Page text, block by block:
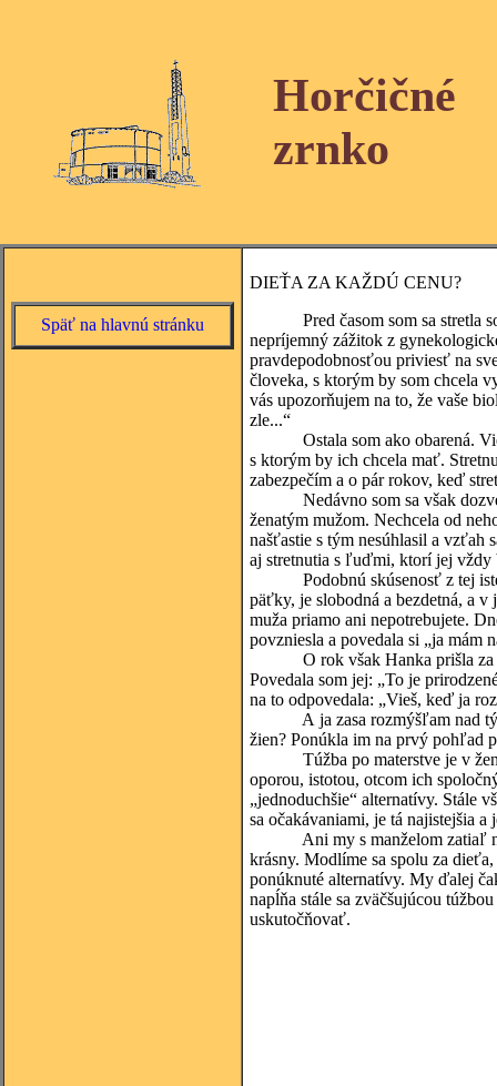
Horčičné
zrnko
Späť na hlavnú stránku
DIEŤA ZA KAŽDÚ CENU?
Pred časom som sa stretla so
nepríjemný zážitok z
pravdepodobnosťou priviesť na
človeka, s ktorým by som chcela
vás upozorňujem na to, že vaše
zle...“
Ostala som ako obarená.
s ktorým by ich chcela mať.
zabezpečím a o pár rokov, keď
Nedávno som sa však
ženatým mužom. Nechcela od
našťastie s tým nesúhlasil a vzťah
aj stretnutia s ľuďmi, ktorí jej
Podobnú skúsenosť z tej istej
päťky, je slobodná a bezdetná, a
muža priamo ani nepotrebujete.
povzniesla a povedala si „ja mám
O rok však Hanka prišla za
Povedala som jej: „To je
na to odpovedala: „Vieš, keď ja
A ja zasa rozmýšľam nad tým,
žien? Ponúkla im na prvý pohľad
Túžba po materstve je v žene
oporou, istotou, otcom ich
„jednoduchšie“ alternatívy. Stále
sa očakávaniami, je tá
Ani my s manželom zatiaľ
krásny. Modlíme sa spolu za
ponúknuté alternatívy. My ďalej
napĺňa stále sa zväčšujúcou
uskutočňovať.